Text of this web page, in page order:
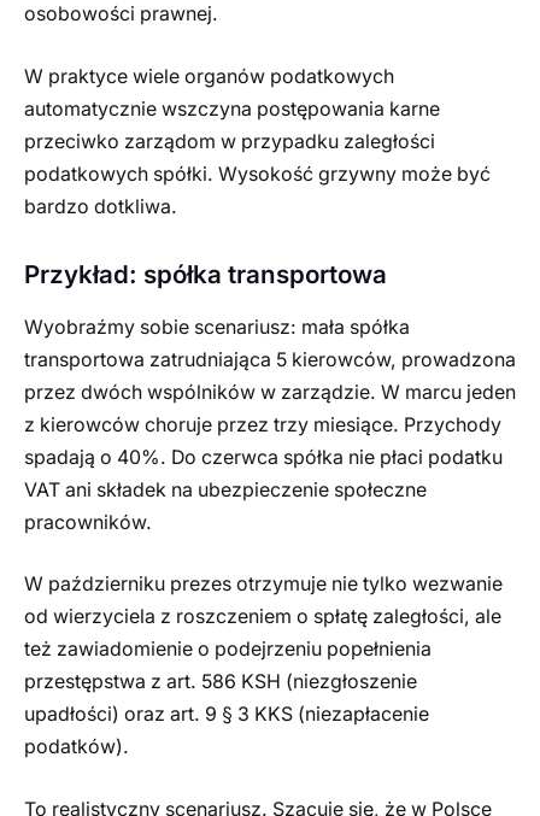
osobowości prawnej.
W praktyce wiele organów podatkowych
automatycznie wszczyna postępowania karne
przeciwko zarządom w przypadku zaległości
podatkowych spółki. Wysokość grzywny może być
bardzo dotkliwa.
Przykład: spółka transportowa
Wyobraźmy sobie scenariusz: mała spółka
transportowa zatrudniająca 5 kierowców, prowadzona
przez dwóch wspólników w zarządzie. W marcu jeden
z kierowców choruje przez trzy miesiące. Przychody
spadają o 40%. Do czerwca spółka nie płaci podatku
VAT ani składek na ubezpieczenie społeczne
pracowników.
W październiku prezes otrzymuje nie tylko wezwanie
od wierzyciela z roszczeniem o spłatę zaległości, ale
też zawiadomienie o podejrzeniu popełnienia
przestępstwa z art. 586 KSH (niezgłoszenie
upadłości) oraz art. 9 § 3 KKS (niezapłacenie
podatków).
To realistyczny scenariusz. Szacuje się, że w Polsce